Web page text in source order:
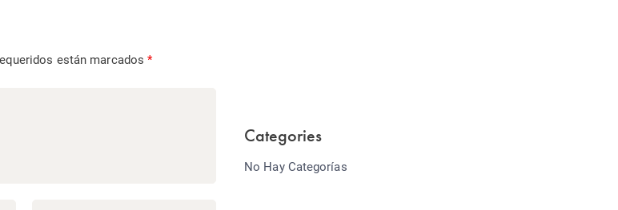
están marcados*
Categories
No Hay Categorías